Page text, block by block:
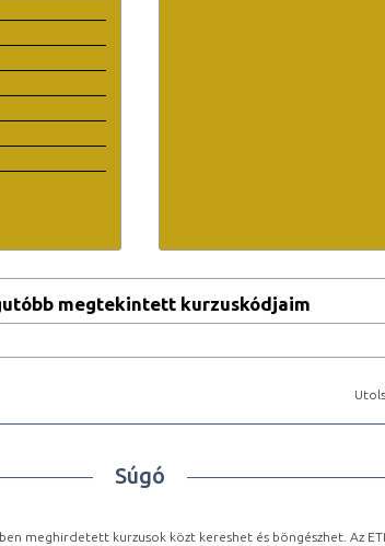
megtekintett kurzuskódjaim
Súgó
meghirdetett kurzusok közt kereshet és böngészhet. Az